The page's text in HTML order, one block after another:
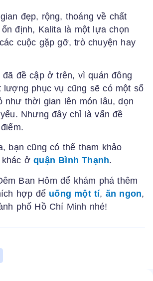
đẹp, rộng, thoáng về chất
định, Kalita là một lựa chọn
cuộc gặp gỡ, trò chuyện hay
đã đề cập ở trên, vì quán đông
lượng phục vụ cũng sẽ có một số
như thời gian lên món lâu, dọn
Nhưng đây chỉ là vấn đề
bạn cũng có thể tham khảo
khác ởquận Bình Thạnh.
Ban Hôm để khám phá thêm
hợp để uống một tí, ăn ngon,
phố Hồ Chí Minh nhé!